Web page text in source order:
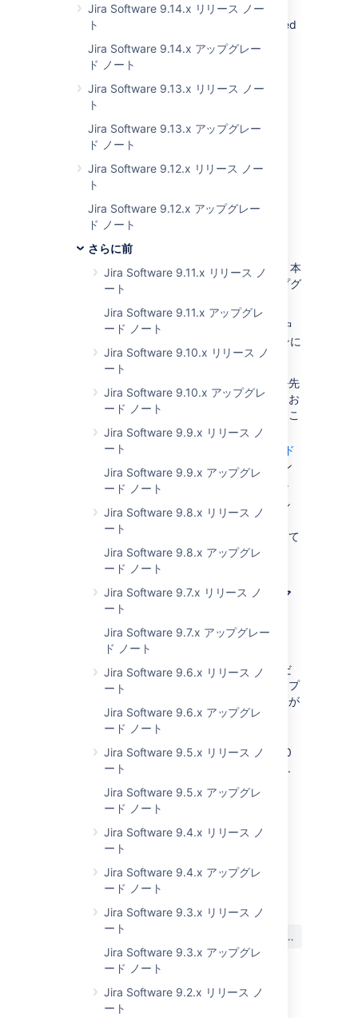
Jira Software 9.14.x リリース ノー
ト
Jira Software 9.14.x アップグレー
ド ノート
Jira Software 9.13.x リリース ノー
ト
Jira Software 9.13.x アップグレー
ド ノート
Jira Software 9.12.x リリース ノー
ト
Jira Software 9.12.x アップグレー
ド ノート
さらに前
Jira Software 9.11.x リリース ノ
ート
Jira Software 9.11.x アップグレ
ード ノート
Jira Software 9.10.x リリース ノ
ート
Jira Software 9.10.x アップグレ
ード ノート
Jira Software 9.9.x リリース ノ
ート
Jira Software 9.9.x アップグレ
ード ノート
Jira Software 9.8.x リリース ノ
ート
Jira Software 9.8.x アップグレ
ード ノート
Jira Software 9.7.x リリース ノ
ート
Jira Software 9.7.x アップグレー
ド ノート
Jira Software 9.6.x リリース ノ
ート
Jira Software 9.6.x アップグレ
ード ノート
Jira Software 9.5.x リリース ノ
ート
Jira Software 9.5.x アップグレ
ード ノート
Jira Software 9.4.x リリース ノ
ート
Jira Software 9.4.x アップグレ
ード ノート
Jira Software 9.3.x リリース ノ
ート
Jira Software 9.3.x アップグレ
ード ノート
Jira Software 9.2.x リリース ノ
ート
modification to a persistent queue and
replicating it to other nodes after it’s promoted
to the top of the queue. Thanks to that,
replication occurs in the background and is
independent of any of your further actions in
JIRA. Learn more
プラグイン開発者
プラグインに関する重要な変更については、
Jira 7.9 への準備
アップグレード手順
まずテスト環境をアップグレードします。 本
番環境にロールする前に、テスト環境でアップグ
すでに Jira のいずれかのバージョンをご利用中
の場合は、以下の説明に従って最新バージョンに
アップグレードしてください。
アップグレードする前に、インストール先
のディレクトリ、ホームディレクトリ、お
よびデータベースをバックアップされるこ
とを強くお勧めします。
リリース ノートとアップグレード ガイド
(ご利用のバージョンから最新バージョン
までのすべてのリリース 分) を読みます。
し
ます。
アップグレードガイド
」の説明に従って
ください。
以前のバージョンからのア
ップグレード方法
7.0 以降
アップグレード マトリクスをご確認くだ
さい。複数のバージョンをまたいでアップ
グレードする際に注意すべき既知の問題が
掲載されています。
Earlier than 7.0
Consult theMigration hub. The JIRA 7.0
release introduced significant changes.
You must first upgrade to JIRA 7.0 (we
always recommend the latest bugfix
release, in this case 7.0.11) before
upgrading to later versions.
最終更新日 2019 年 8 月 5 日
この内容はお役に立ちました
いいえ
関連コンテンツ